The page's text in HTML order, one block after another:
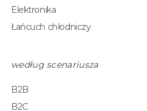
Elektronika
Łańcuch chłodniczy
według scenariusza
B2B
B2C